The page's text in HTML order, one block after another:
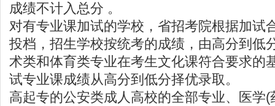
成绩不计入总分 。
对有专业课加试的学校，省招考院根据加试
投档，招生学校按统考的成绩，由高分到低
术类和体育类专业在考生文化课符合要求的
试专业课成绩从高分到低分择优录取。
高起专的公安类成人高校的全部专业、医学